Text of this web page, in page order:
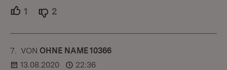
1 Unterstützer.
2
7. KOMMENTAR
VON :OHNE NAME 10366
13.08.2020
22:36